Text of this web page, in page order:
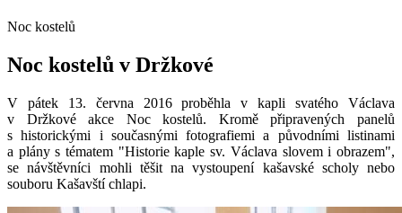
Noc kostelů
Noc kostelů v Držkové
V pátek 13. června 2016 proběhla v kapli svatého Václava
v Držkové akce Noc kostelů. Kromě připravených panelů
s historickými i současnými fotografiemi a původními listinami
a plány s tématem "Historie kaple sv. Václava slovem i obrazem",
se návštěvníci mohli těšit na vystoupení kašavské scholy nebo
souboru Kašavští chlapi.